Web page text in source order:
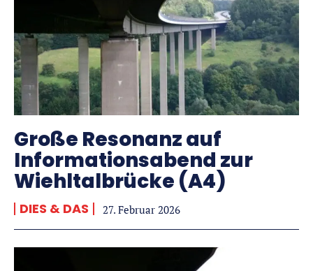
Große Resonanz auf
Informationsabend zur
Wiehltalbrücke (A4)
DIES & DAS 27. Februar 2026